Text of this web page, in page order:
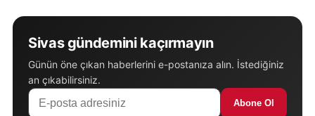
Sivas gündemini kaçırmayın
Günün öne çıkan haberlerini e-postanıza alın. İstediğiniz
an çıkabilirsiniz.
Abone Ol